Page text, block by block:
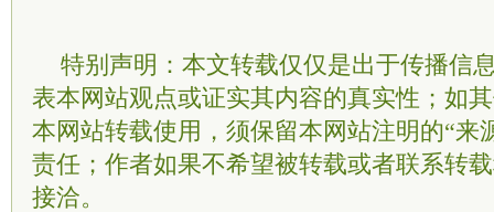
特别声明：本文转载仅仅是出于传播信
表本网站观点或证实其内容的真实性；如
本网站转载使用，须保留本网站注明的“来
责任；作者如果不希望被转载或者联系转
接洽。